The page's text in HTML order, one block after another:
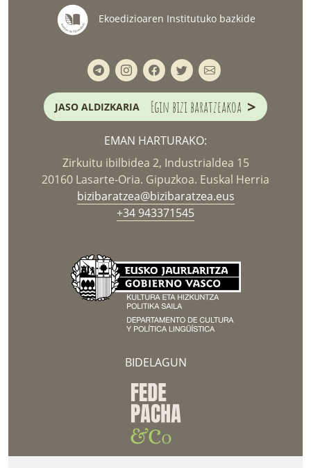
Ekoedizioaren Institutuko bazkide
JASO ALDIZKARIA Egin bizi baratzeakoa >
EMAN HARTURAKO:
Zirkuitu ibilbidea 2, Industrialdea 15
20160 Lasarte-Oria. Gipuzkoa. Euskal Herria
bizibaratzea@bizibaratzea.eus
+34 943371545
BIDELAGUN